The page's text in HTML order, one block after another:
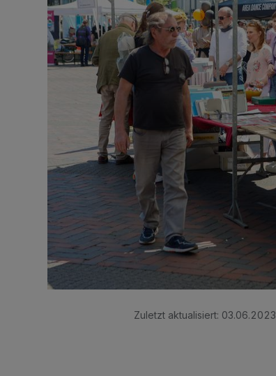
Zuletzt aktualisiert: 03.06.2023